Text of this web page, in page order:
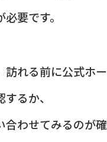
要です。
訪れる前に公式ホ
るか、
合わせてみるのが